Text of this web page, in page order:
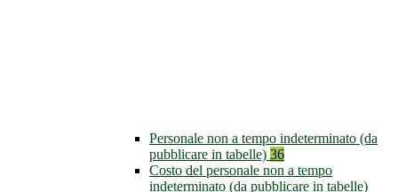
Personale non a tempo indeterminato (da
pubblicare in tabelle) 36
Costo del personale non a tempo
indeterminato (da pubblicare in tabelle)